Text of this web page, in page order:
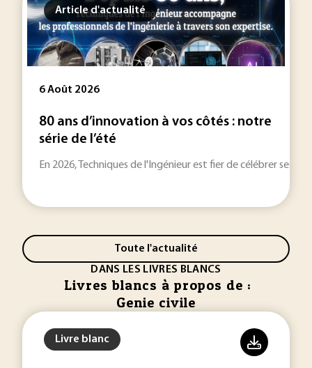
Article d'actualité
6 Août 2026
80 ans d’innovation à vos côtés : notre
série de l’été
En 2026, Techniques de l'Ingénieur est fier de célébrer ses
Toute l'actualité
DANS LES LIVRES BLANCS
Livres blancs à propos de :
Genie civile
Livre blanc